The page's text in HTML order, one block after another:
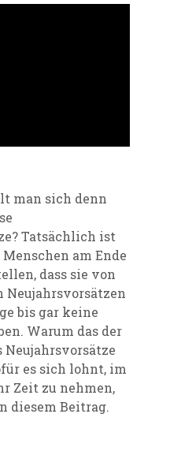
man sich denn
Tatsächlich ist
Menschen am Ende
dass sie von
Neujahrsvorsätzen
bis gar keine
Warum das der
Neujahrsvorsätze
es sich lohnt, im
Zeit zu nehmen,
diesem Beitrag.